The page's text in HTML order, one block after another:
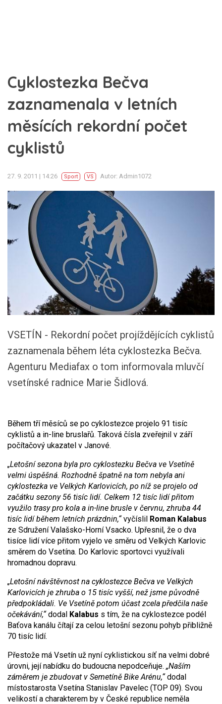
Cyklostezka Bečva
zaznamenala v letních
měsících rekordní počet
cyklistů
27. 9. 2011 | 14:26 Sport VS Autor: Admin1072
VSETÍN - Rekordní počet projíždějících cyklistů
zaznamenala během léta cyklostezka Bečva.
Agenturu Mediafax o tom informovala mluvčí
vsetínské radnice Marie Šidlová.
Během tří měsíců se po cyklostezce projelo 91 tisíc
cyklistů a in-line bruslařů. Taková čísla zveřejnil v září
počítačový ukazatel v Janové.
„Letošní sezona byla pro cyklostezku Bečva ve Vsetíně
velmi úspěšná. Rozhodně špatně na tom nebyla ani
cyklostezka ve Velkých Karlovicích, po níž se projelo od
začátku sezony 56 tisíc lidí. Celkem 12 tisíc lidí přitom
využilo trasy pro kola a in-line brusle v červnu, zhruba 44
tisíc lidí během letních prázdnin,“vyčíslil Roman Kalabus
ze Sdružení Valašsko-Horní Vsacko. Upřesnil, že o dva
tisíce lidí více přitom vyjelo ve směru od Velkých Karlovic
směrem do Vsetína. Do Karlovic sportovci využívali
hromadnou dopravu.
„Letošní návštěvnost na cyklostezce Bečva ve Velkých
Karlovicích je zhruba o 15 tisíc vyšší, než jsme původně
předpokládali. Ve Vsetíně potom účast zcela předčila naše
očekávání,“dodal Kalabus s tím, že na cyklostezce podél
Baťova kanálu čítají za celou letošní sezonu pohyb přibližně
70 tisíc lidí.
Přestože má Vsetín už nyní cyklistickou síť na velmi dobré
úrovni, její nabídku do budoucna nepodceňuje. „Naším
záměrem je zbudovat v Semetíně Bike Arénu,“dodal
místostarosta Vsetína Stanislav Pavelec (TOP 09). Svou
velikostí a charakterem by v České republice neměla